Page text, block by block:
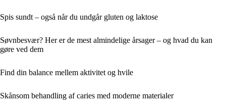
Spis sundt – også når du undgår gluten og laktose
Søvnbesvær? Her er de mest almindelige årsager – og hvad du kan
gøre ved dem
Find din balance mellem aktivitet og hvile
Skånsom behandling af caries med moderne materialer